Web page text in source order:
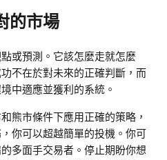
的市場
或預測。它該怎麼走就怎麼
不在於對未來的正確判斷，而
中適應並獲利的系統。
熊市條件下應用正確的策略，
你可以超越簡單的投機。你可
多面手交易者。停止期盼你想